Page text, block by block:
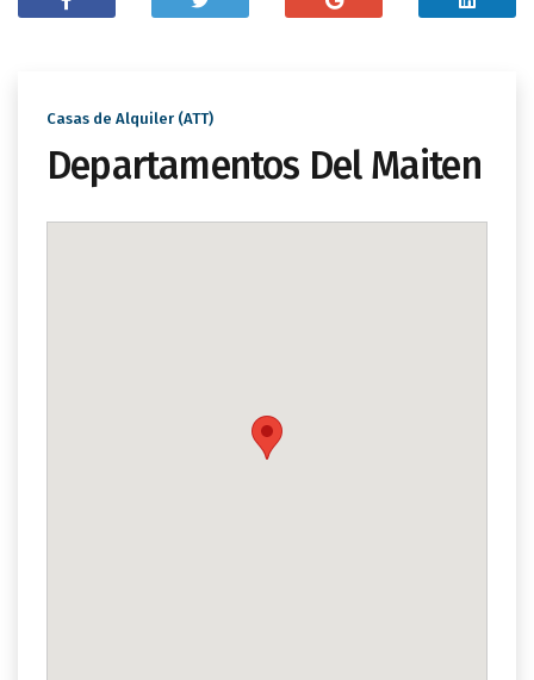
Casas de Alquiler (ATT)
Departamentos Del Maiten